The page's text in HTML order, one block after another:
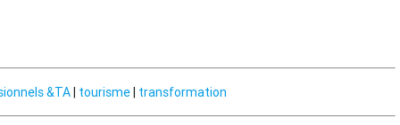
&TA| tourisme| transformation